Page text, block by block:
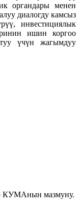
органдары менен
диалогду камсыз
инвестициялык
ишин коргоо
үчүн жагымдуу
КУМАнын мазмуну.